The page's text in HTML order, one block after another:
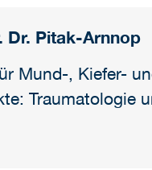
Dr. Pitak-Arnnop
Mund-, Kiefer-
Traumatologie